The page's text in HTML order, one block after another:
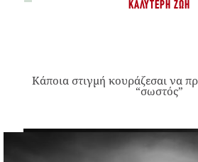
ΚΑΛΎΤΕΡΗ ΖΩΉ
Κάποια στιγμή κουράζεσαι να
“σωστός”